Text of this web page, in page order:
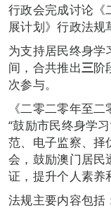
行政会完成讨论《
展计划》行政法规
为支持居民终身
间，合共推出三阶
次参与。
《二零二零年至
“鼓励市民终身学
范、电子监察、择
会，鼓励澳门居民
证，提升个人素养
法规主要内容包括